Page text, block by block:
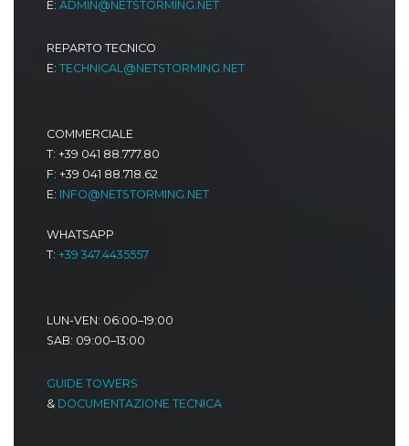
E:ADMIN@NETSTORMING.NET
REPARTO TECNICO
E:TECHNICAL@NETSTORMING.NET
COMMERCIALE
T: +39 041 88.777.80
F: +39 041 88.718.62
E: INFO@NETSTORMING.NET
WHATSAPP
T:+39 347.4435557
LUN-VEN: 06:00–19:00
SAB: 09:00–13:00
GUIDE TOWERS
& DOCUMENTAZIONE TECNICA